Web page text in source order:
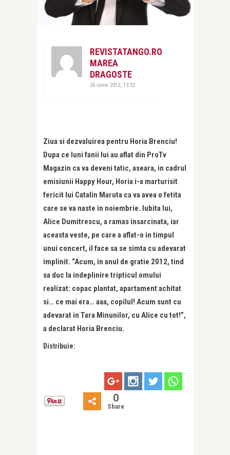
REVISTATANGO.RO
MAREA
DRAGOSTE
26 iunie 2012, 13:52
Ziua si dezvaluirea pentru Horia Brenciu!
Dupa ce luni fanii lui au aflat din ProTv
Magazin ca va deveni tatic, aseara, in cadrul
emisiunii Happy Hour, Horia i-a marturisit
fericit lui Catalin Maruta ca va avea o fetita
care se va naste in noiembrie. Iubita lui,
Alice Dumitrescu, a ramas insarcinata, iar
aceasta veste, pe care a aflat-o in timpul
unui concert, il face sa se simta cu adevarat
implinit. “Acum, in anul de gratie 2012, tind
sa duc la indeplinire tripticul omului
realizat: copac plantat, apartament achitat
si… ce mai era… aaa, copilul! Acum sunt cu
adevarat in Tara Minunilor, cu Alice cu tot!”,
a declarat Horia Brenciu.
Distribuie:
0
Share